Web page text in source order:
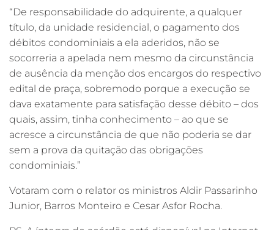
“De responsabilidade do adquirente, a qualquer
título, da unidade residencial, o pagamento dos
débitos condominiais a ela aderidos, não se
socorreria a apelada nem mesmo da circunstância
de ausência da menção dos encargos do respectivo
edital de praça, sobremodo porque a execução se
dava exatamente para satisfação desse débito – dos
quais, assim, tinha conhecimento – ao que se
acresce a circunstância de que não poderia se dar
sem a prova da quitação das obrigações
condominiais.”
Votaram com o relator os ministros Aldir Passarinho
Junior, Barros Monteiro e Cesar Asfor Rocha.